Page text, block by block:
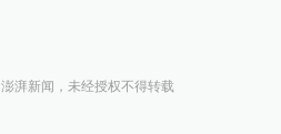
澎湃新闻，未经授权不得转载